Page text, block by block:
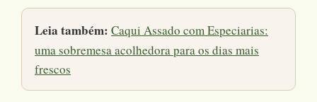
Leia também: Caqui Assado com Especiarias:
uma sobremesa acolhedora para os dias mais
frescos